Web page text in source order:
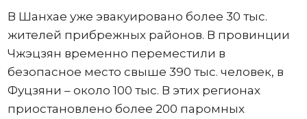
В Шанхае уже эвакуировано более 30 тыс.
жителей прибрежных районов. В провинции
Чжэцзян временно переместили в
безопасное место свыше 390 тыс. человек, в
Фуцзяни – около 100 тыс. В этих регионах
приостановлено более 200 паромных